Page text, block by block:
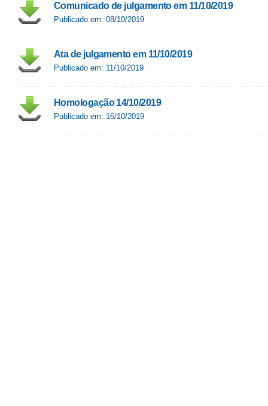
Comunicado de julgamento em 11/10/2019
Publicado em: 08/10/2019
Ata de julgamento em 11/10/2019
Publicado em: 11/10/2019
Homologação 14/10/2019
Publicado em: 16/10/2019